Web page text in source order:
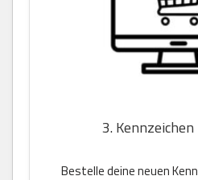
3.
Bestelle deine neuen